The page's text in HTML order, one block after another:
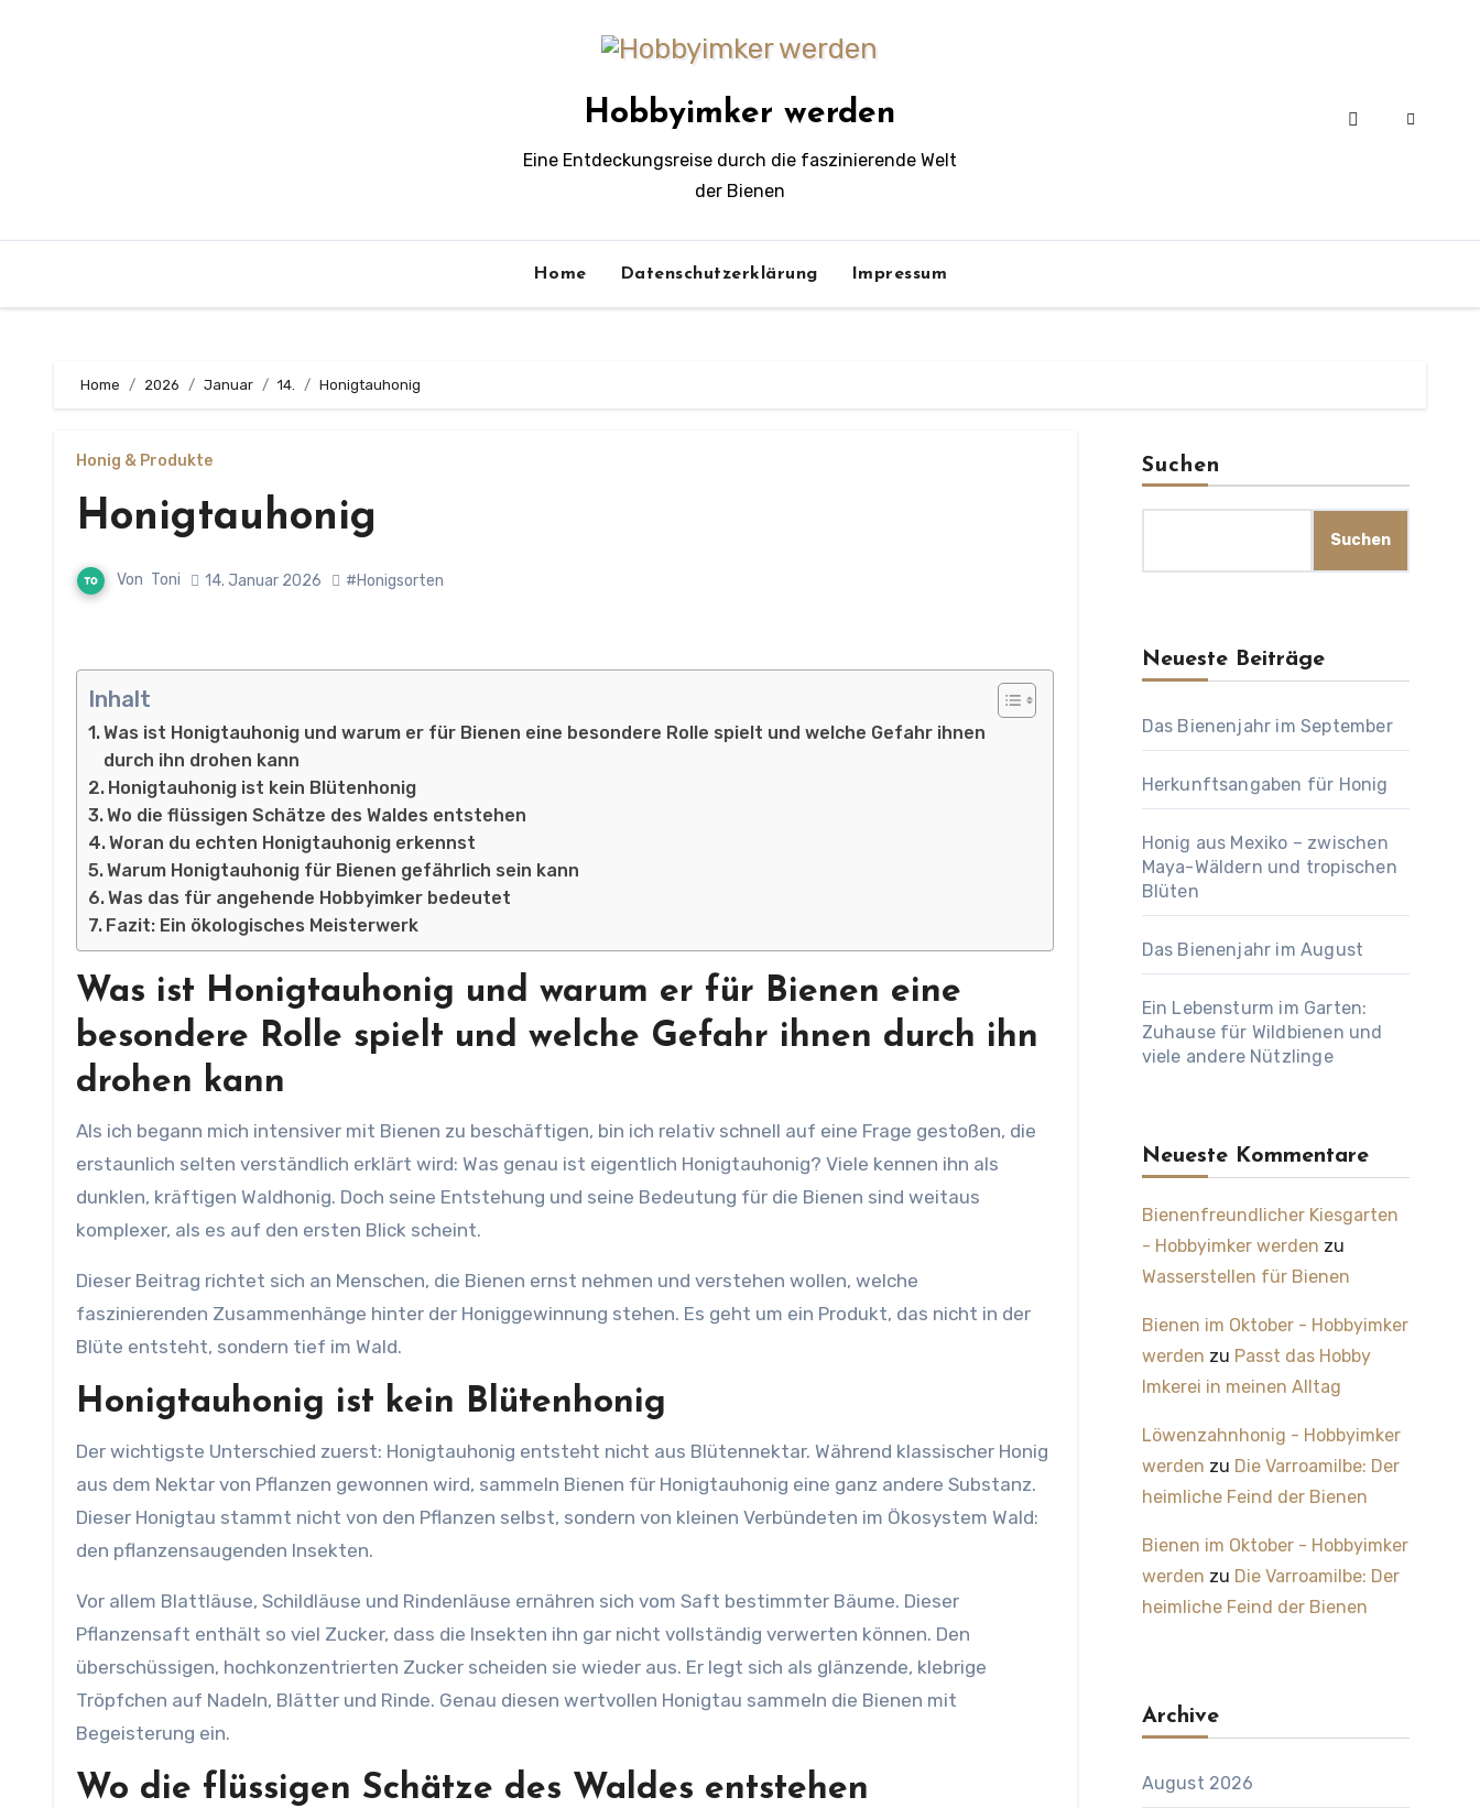
Hobbyimker werden
Eine Entdeckungsreise durch die faszinierende Welt
der Bienen
Home Datenschutzerklärung Impressum
Home 2026 Januar 14. Honigtauhonig
Honig & Produkte
Honigtauhonig
Von Toni 14. Januar 2026 #Honigsorten
Inhalt
Was ist Honigtauhonig und warum er für Bienen eine besondere Rolle spielt und welche Gefahr ihnen
durch ihn drohen kann
Honigtauhonig ist kein Blütenhonig
Wo die flüssigen Schätze des Waldes entstehen
Woran du echten Honigtauhonig erkennst
Warum Honigtauhonig für Bienen gefährlich sein kann
Was das für angehende Hobbyimker bedeutet
Fazit: Ein ökologisches Meisterwerk
Was ist Honigtauhonig und warum er für Bienen eine
besondere Rolle spielt und welche Gefahr ihnen durch ihn
drohen kann
Als ich begann mich intensiver mit Bienen zu beschäftigen, bin ich relativ schnell auf eine Frage gestoßen, die
erstaunlich selten verständlich erklärt wird: Was genau ist eigentlich Honigtauhonig? Viele kennen ihn als
dunklen, kräftigen Waldhonig. Doch seine Entstehung und seine Bedeutung für die Bienen sind weitaus
komplexer, als es auf den ersten Blick scheint.
Dieser Beitrag richtet sich an Menschen, die Bienen ernst nehmen und verstehen wollen, welche
faszinierenden Zusammenhänge hinter der Honiggewinnung stehen. Es geht um ein Produkt, das nicht in der
Blüte entsteht, sondern tief im Wald.
Honigtauhonig ist kein Blütenhonig
Der wichtigste Unterschied zuerst: Honigtauhonig entsteht nicht aus Blütennektar. Während klassischer Honig
aus dem Nektar von Pflanzen gewonnen wird, sammeln Bienen für Honigtauhonig eine ganz andere Substanz.
Dieser Honigtau stammt nicht von den Pflanzen selbst, sondern von kleinen Verbündeten im Ökosystem Wald:
den pflanzensaugenden Insekten.
Vor allem Blattläuse, Schildläuse und Rindenläuse ernähren sich vom Saft bestimmter Bäume. Dieser
Pflanzensaft enthält so viel Zucker, dass die Insekten ihn gar nicht vollständig verwerten können. Den
überschüssigen, hochkonzentrierten Zucker scheiden sie wieder aus. Er legt sich als glänzende, klebrige
Tröpfchen auf Nadeln, Blätter und Rinde. Genau diesen wertvollen Honigtau sammeln die Bienen mit
Begeisterung ein.
Wo die flüssigen Schätze des Waldes entstehen
Suchen
Suchen
Neueste Beiträge
Das Bienenjahr im September
Herkunftsangaben für Honig
Honig aus Mexiko – zwischen
Maya-Wäldern und tropischen
Blüten
Das Bienenjahr im August
Ein Lebensturm im Garten:
Zuhause für Wildbienen und
viele andere Nützlinge
Neueste Kommentare
Bienenfreundlicher Kiesgarten
- Hobbyimker werden zu
Wasserstellen für Bienen
Bienen im Oktober - Hobbyimker
werden zu Passt das Hobby
Imkerei in meinen Alltag
Löwenzahnhonig - Hobbyimker
werden zu Die Varroamilbe: Der
heimliche Feind der Bienen
Bienen im Oktober - Hobbyimker
werden zu Die Varroamilbe: Der
heimliche Feind der Bienen
Archive
August 2026